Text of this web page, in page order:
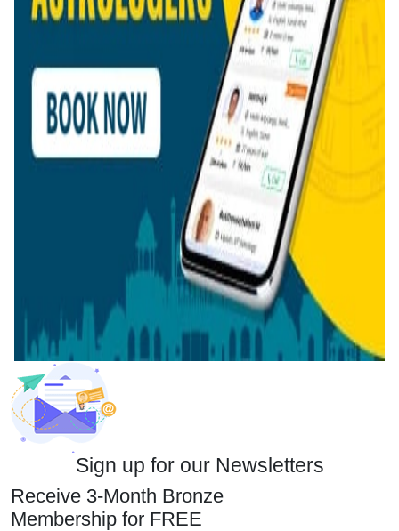
Sign up for our Newsletters
Receive 3-Month Bronze
Membership for FREE